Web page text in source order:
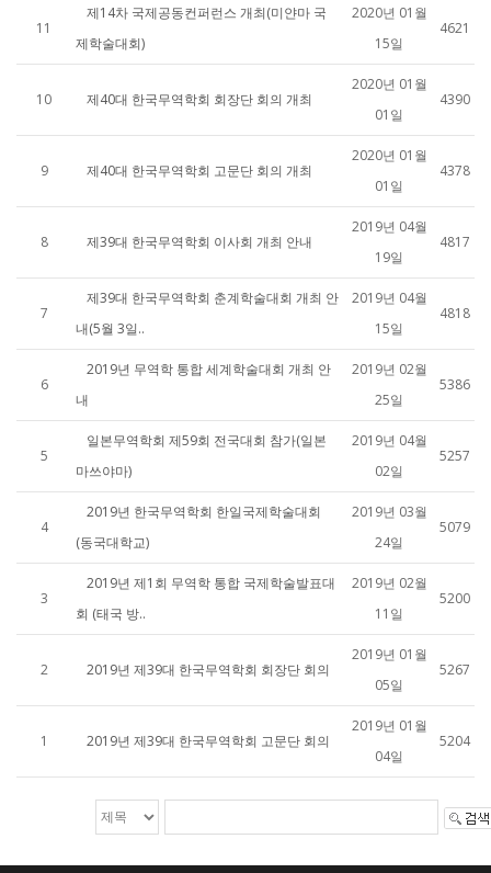
11
제14차 국제공동컨퍼런스 개최(미얀마 국
제학술대회)
2020년 01월
15일
4621
10 제40대 한국무역학회 회장단 회의 개최
2020년 01월
01일
4390
9 제40대 한국무역학회 고문단 회의 개최
2020년 01월
01일
4378
8 제39대 한국무역학회 이사회 개최 안내
2019년 04월
19일
4817
7
제39대 한국무역학회 춘계학술대회 개최 안
내(5월 3일..
2019년 04월
15일
4818
6
2019년 무역학 통합 세계학술대회 개최 안
내
2019년 02월
25일
5386
5
일본무역학회 제59회 전국대회 참가(일본
마쓰야마)
2019년 04월
02일
5257
4
2019년 한국무역학회 한일국제학술대회
(동국대학교)
2019년 03월
24일
5079
3
2019년 제1회 무역학 통합 국제학술발표대
회 (태국 방..
2019년 02월
11일
5200
2 2019년 제39대 한국무역학회 회장단 회의
2019년 01월
05일
5267
1 2019년 제39대 한국무역학회 고문단 회의
2019년 01월
04일
5204